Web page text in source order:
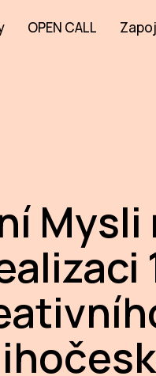
OPEN CALL
Mysli